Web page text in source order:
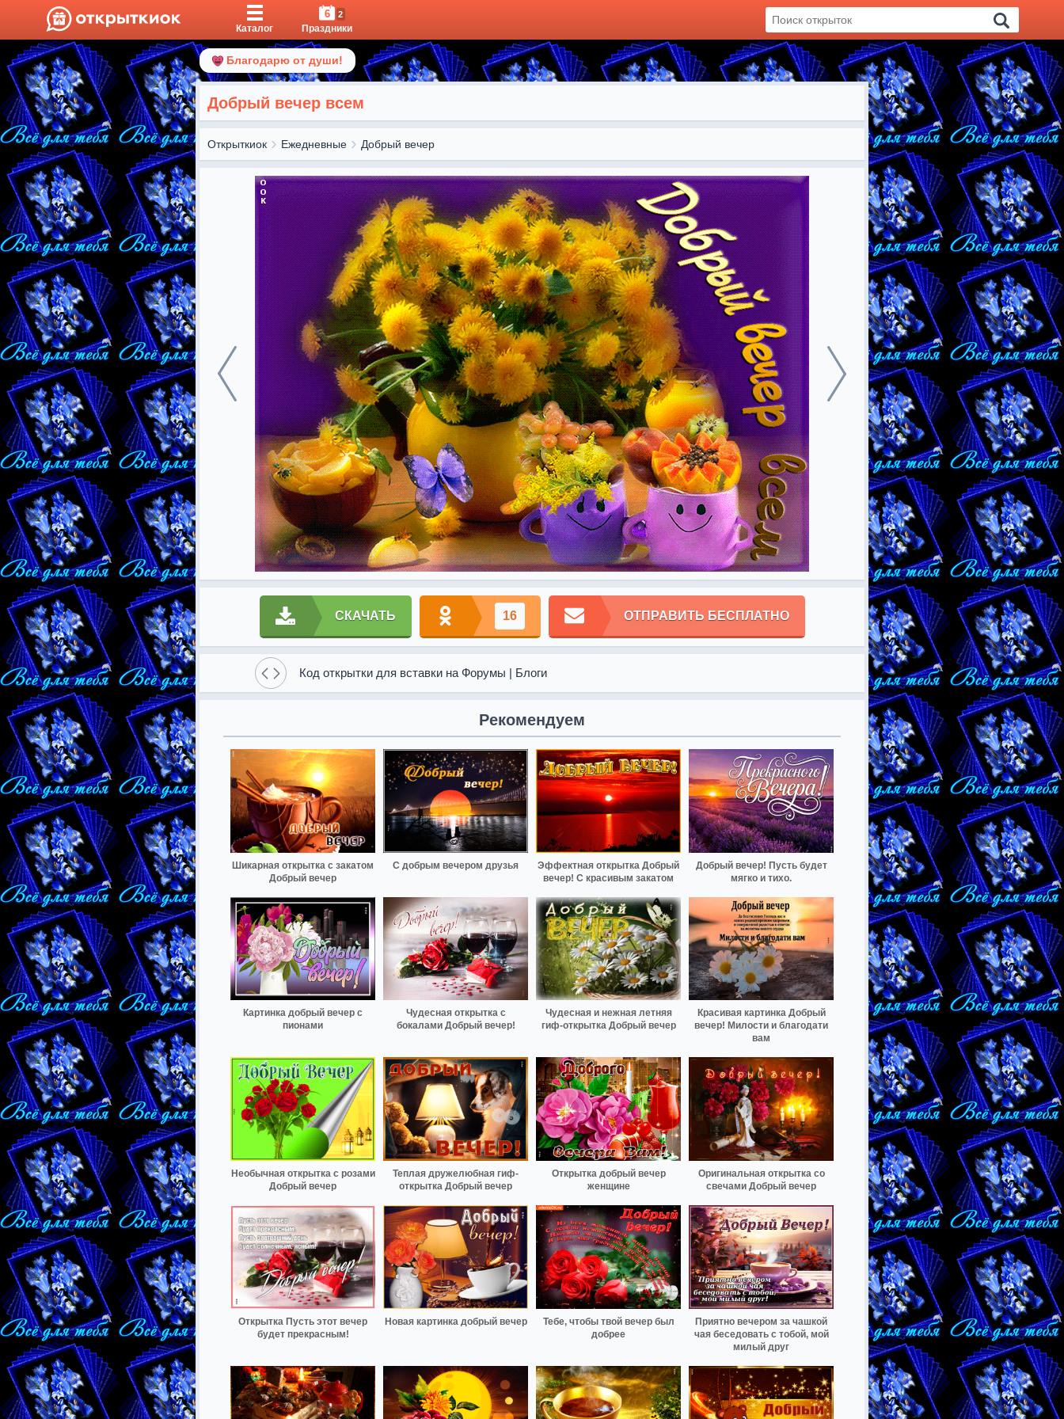
Каталог
6 2
Праздники
Благодарю от души!
Добрый вечер всем
Открыткиок Ежедневные Добрый вечер
СКАЧАТЬ 16 ОТПРАВИТЬ БЕСПЛАТНО
Код открытки для вставки на Форумы | Блоги
Рекомендуем
Шикарная открытка с закатом
Добрый вечер
С добрым вечером друзья
Эффектная открытка Добрый
вечер! С красивым закатом
Добрый вечер! Пусть будет
мягко и тихо.
Картинка добрый вечер с
пионами
Чудесная открытка с
бокалами Добрый вечер!
Чудесная и нежная летняя
гиф-открытка Добрый вечер
Красивая картинка Добрый
вечер! Милости и благодати
вам
Необычная открытка с розами
Добрый вечер
Теплая дружелюбная гиф-
открытка Добрый вечер
Открытка добрый вечер
женщине
Оригинальная открытка со
свечами Добрый вечер
Открытка Пусть этот вечер
будет прекрасным!
Новая картинка добрый вечер
Тебе, чтобы твой вечер был
добрее
Приятно вечером за чашкой
чая беседовать с тобой, мой
милый друг